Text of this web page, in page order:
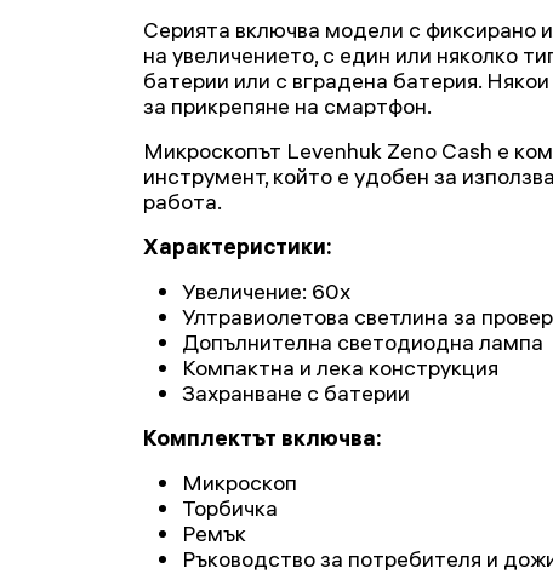
Серията включва модели с фиксирано
на увеличението, с един или няколко
батерии или с вградена батерия.
за прикрепяне на смартфон.
Микроскопът Levenhuk Zeno Cash е
инструмент, който е удобен за
работа.
Характеристики:
Увеличение: 60x
Ултравиолетова светлина за
Допълнителна светодиодна лампа
Компактна и лека конструкция
Захранване с батерии
Комплектът включва:
Микроскоп
Торбичка
Ремък
Ръководство за потребителя и